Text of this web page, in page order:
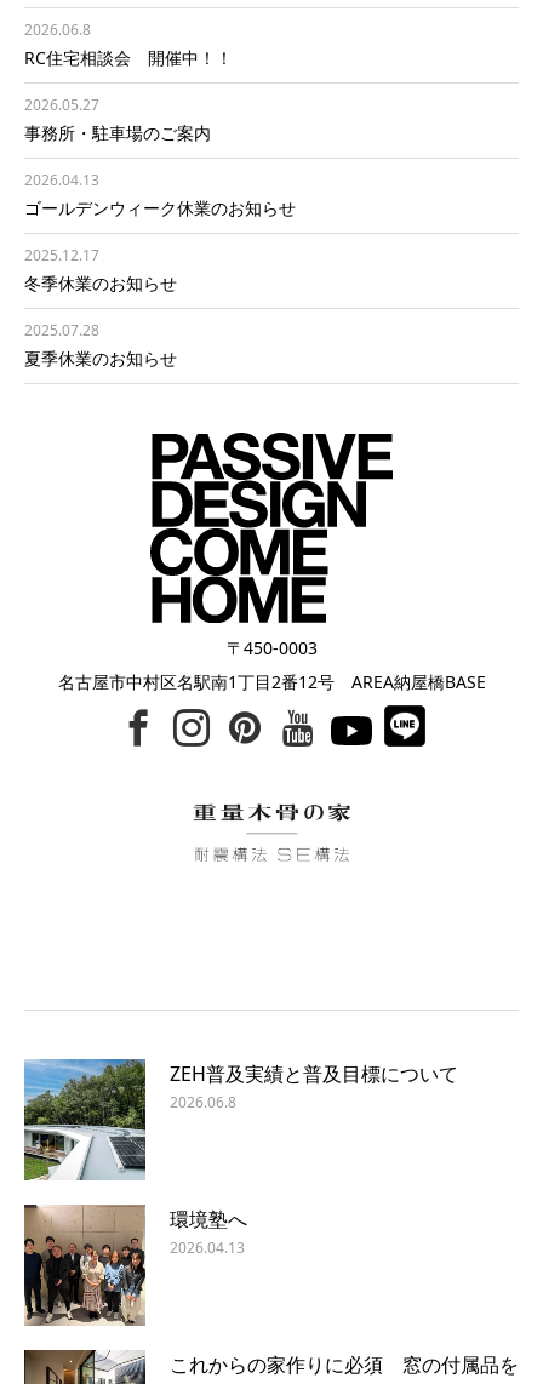
2026.06.8
RC住宅相談会 開催中！！
2026.05.27
事務所・駐車場のご案内
2026.04.13
ゴールデンウィーク休業のお知らせ
2025.12.17
冬季休業のお知らせ
2025.07.28
夏季休業のお知らせ
〒450-0003
名古屋市中村区名駅南1丁目2番12号 AREA納屋橋BASE
ZEH普及実績と普及目標について
2026.06.8
環境塾へ
2026.04.13
これからの家作りに必須 窓の付属品を